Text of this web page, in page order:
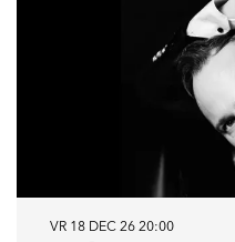
VR 18 DEC 26 20:00